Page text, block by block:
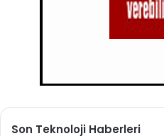
Son Teknoloji Haberleri